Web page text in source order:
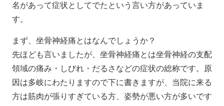
名があって症状としてでたという言い方があっていま
す。
まず、坐骨神経痛とはなんでしょうか？
先ほども言いましたが、坐骨神経痛とは坐骨神経の支配
領域の痛み・しびれ・だるさなどの症状の総称です。原
因は多岐にわたりますので下に書きますが、当院に来る
方は筋肉が張りすぎている方、姿勢が悪い方が多いです